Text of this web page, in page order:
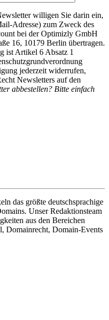
willigen Sie darin ein,
Adresse) zum Zweck des
bei der Optimizly GmbH
16, 10179 Berlin übertragen.
ist Artikel 6 Absatz 1
jederzeit widerrufen,
Newsletters auf den
abbestellen? Bitte einfach
das größte deutschsprachige
Unser Redaktionsteam
aus den Bereichen
Domainrecht, Domain-Events